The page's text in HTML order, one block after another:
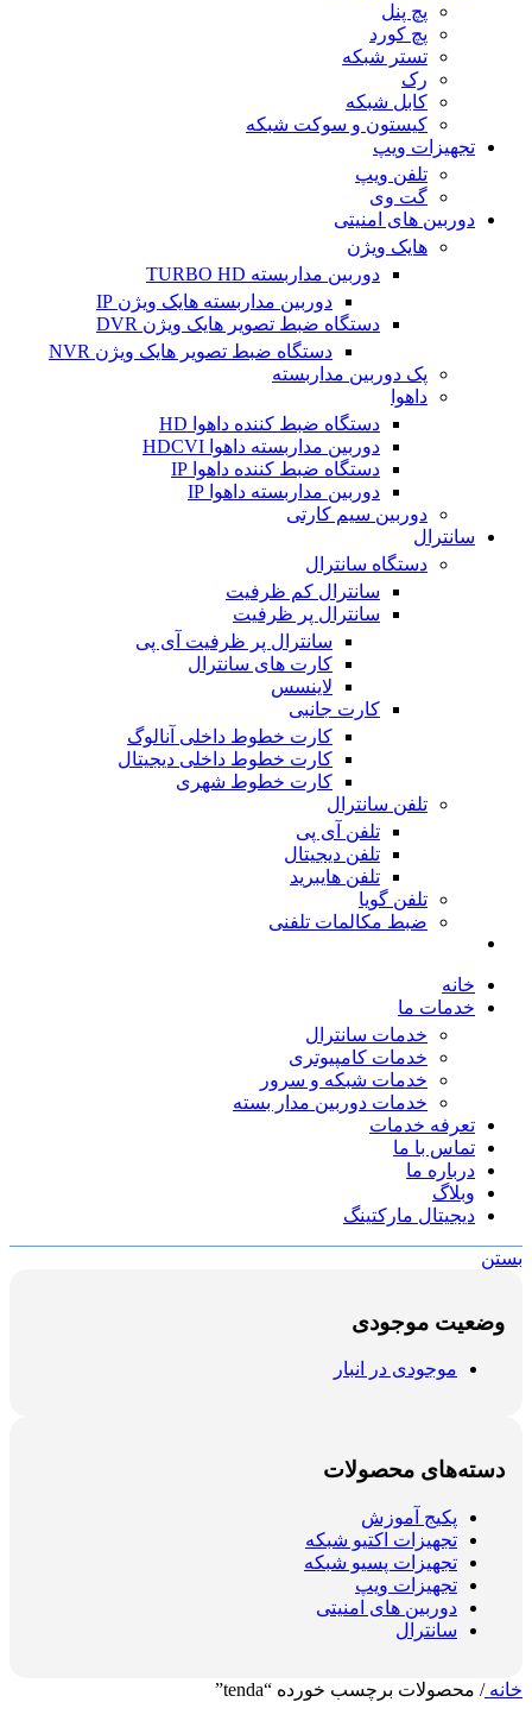
پچ پنل
پچ کورد
تستر شبکه
رک
کابل شبکه
کیستون و سوکت شبکه
تجهیزات ویپ
تلفن ویپ
گت وی
دوربین های امنیتی
هایک ویژن
دوربین مداربسته TURBO HD
دوربین مداربسته هایک ویژن IP
دستگاه ضبط تصویر هایک ویژن DVR
دستگاه ضبط تصویر هایک ویژن NVR
پک دوربین مداربسته
داهوا
دستگاه ضبط کننده داهوا HD
دوربین مداربسته داهوا HDCVI
دستگاه ضبط کننده داهوا IP
دوربین مداربسته داهوا IP
دوربین سیم کارتی
سانترال
دستگاه سانترال
سانترال کم ظرفیت
سانترال پر ظرفیت
سانترال پر ظرفیت آی پی
کارت های سانترال
لاینسس
کارت جانبی
کارت خطوط داخلی آنالوگ
کارت خطوط داخلی دیجیتال
کارت خطوط شهری
تلفن سانترال
تلفن آی پی
تلفن دیجیتال
تلفن هایبرید
تلفن گویا
ضبط مکالمات تلفنی
خانه
خدمات ما
خدمات سانترال
خدمات کامپیوتری
خدمات شبکه و سرور
خدمات دوربین مدار بسته
تعرفه خدمات
تماس با ما
درباره ما
وبلاگ
دیجیتال مارکتینگ
بستن
وضعیت موجودی
موجودی در انبار
دسته‌های محصولات
پکیج آموزش
تجهیزات اکتیو شبکه
تجهیزات پسیو شبکه
تجهیزات ویپ
دوربین های امنیتی
سانترال
خانه/ محصولات برچسب خورده “tenda”